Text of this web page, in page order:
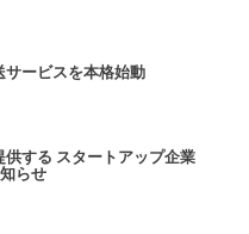
ービスを本格始動
する スタートアップ企業
らせ